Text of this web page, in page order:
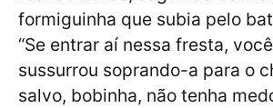
formiguinha que subia pelo
“Se entrar aí nessa fresta,
sussurrou soprando-a para o
salvo, bobinha, não tenha